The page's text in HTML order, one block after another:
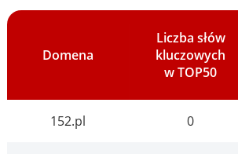
Domena
Liczba słów
kluczowych
w TOP50
152.pl 0